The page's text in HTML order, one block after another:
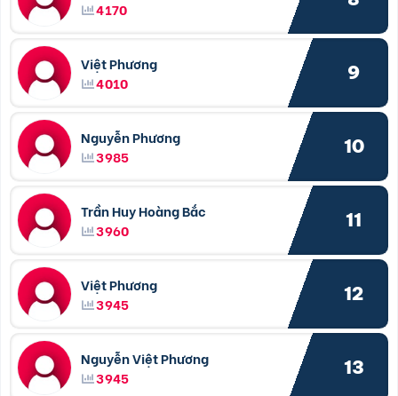
4170
Việt Phương
4010
9
Nguyễn Phương
3985
10
Trần Huy Hoàng Bắc
3960
11
Việt Phương
3945
12
Nguyễn Việt Phương
3945
13